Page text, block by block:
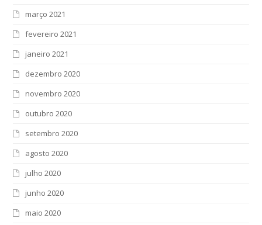
março 2021
fevereiro 2021
janeiro 2021
dezembro 2020
novembro 2020
outubro 2020
setembro 2020
agosto 2020
julho 2020
junho 2020
maio 2020